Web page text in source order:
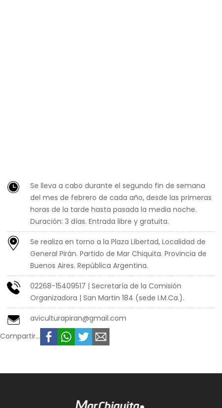
Se lleva a cabo durante el segundo fin de semana
del mes de febrero de cada año, desde las primeras
horas de la tarde hasta pasada la media noche.
Duración: 3 días. Entrada libre y gratuita.
Se realiza en torno a la Plaza Libertad, Localidad de
General Pirán. Partido de Mar Chiquita. Provincia de
Buenos Aires. República Argentina.
02268-15409517 | Secretaría de la Comisión
Organizadora | San Martin 184 (sede I.M.Ca.).
aviculturapiran@gmail.com
Compartir...